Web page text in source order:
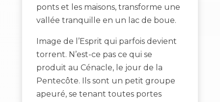
ponts et les maisons, transforme une
vallée tranquille en un lac de boue.
Image de l’Esprit qui parfois devient
torrent. N’est-ce pas ce qui se
produit au Cénacle, le jour de la
Pentecôte. Ils sont un petit groupe
apeuré, se tenant toutes portes